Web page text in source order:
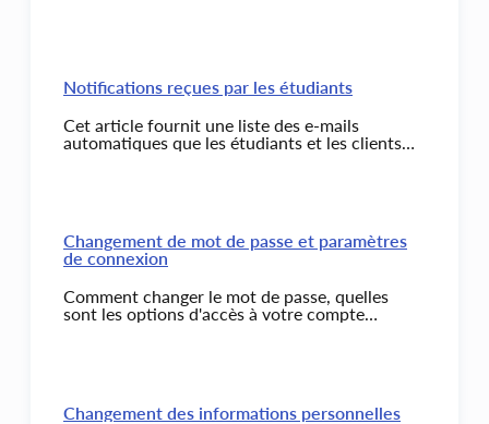
Notifications reçues par les étudiants
Cet article fournit une liste des e-mails
automatiques que les étudiants et les clients
Changement de mot de passe et paramètres
de connexion
Comment changer le mot de passe, quelles
sont les options d'accès à votre compte
Changement des informations personnelles